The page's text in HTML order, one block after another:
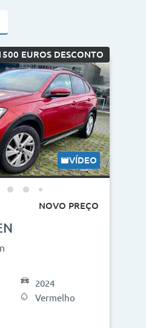
EUROS DESCONTO
VÍDEO
NOVO PREÇO
2024
Vermelho